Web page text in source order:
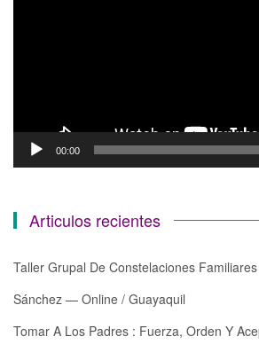
00:00
Articulos recientes
Taller Grupal De Constelaciones
Sánchez — Online / Guayaquil
Tomar A Los Padres : Fuerza, Orden Y